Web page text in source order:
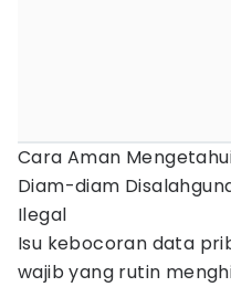
Cara Aman
Diam-diam
Ilegal
Isu kebocoran data
wajib yang rutin